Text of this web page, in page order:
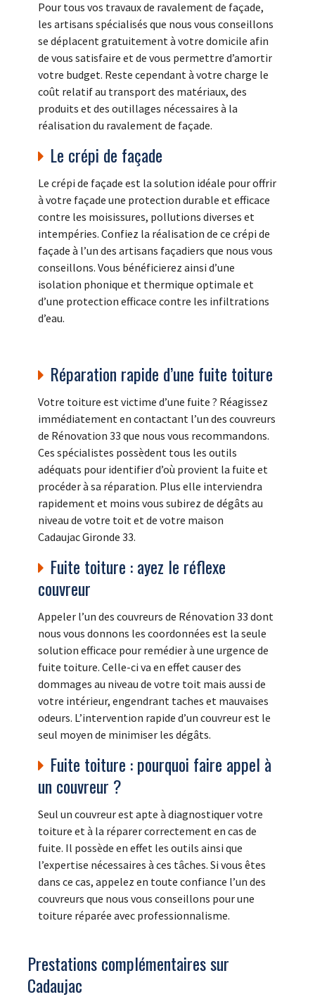
Pour tous vos travaux de ravalement de façade,
les artisans spécialisés que nous vous conseillons
se déplacent gratuitement à votre domicile afin
de vous satisfaire et de vous permettre d’amortir
votre budget. Reste cependant à votre charge le
coût relatif au transport des matériaux, des
produits et des outillages nécessaires à la
réalisation du ravalement de façade.
Le crépi de façade
Le crépi de façade est la solution idéale pour offrir
à votre façade une protection durable et efficace
contre les moisissures, pollutions diverses et
intempéries. Confiez la réalisation de ce crépi de
façade à l’un des artisans façadiers que nous vous
conseillons. Vous bénéficierez ainsi d’une
isolation phonique et thermique optimale et
d’une protection efficace contre les infiltrations
d’eau.
Réparation rapide d’une fuite toiture
Votre toiture est victime d’une fuite ? Réagissez
immédiatement en contactant l’un des couvreurs
de Rénovation 33 que nous vous recommandons.
Ces spécialistes possèdent tous les outils
adéquats pour identifier d’où provient la fuite et
procéder à sa réparation. Plus elle interviendra
rapidement et moins vous subirez de dégâts au
niveau de votre toit et de votre maison
Cadaujac Gironde 33.
Fuite toiture : ayez le réflexe
couvreur
Appeler l’un des couvreurs de Rénovation 33 dont
nous vous donnons les coordonnées est la seule
solution efficace pour remédier à une urgence de
fuite toiture. Celle-ci va en effet causer des
dommages au niveau de votre toit mais aussi de
votre intérieur, engendrant taches et mauvaises
odeurs. L’intervention rapide d’un couvreur est le
seul moyen de minimiser les dégâts.
Fuite toiture : pourquoi faire appel à
un couvreur ?
Seul un couvreur est apte à diagnostiquer votre
toiture et à la réparer correctement en cas de
fuite. Il possède en effet les outils ainsi que
l’expertise nécessaires à ces tâches. Si vous êtes
dans ce cas, appelez en toute confiance l’un des
couvreurs que nous vous conseillons pour une
toiture réparée avec professionnalisme.
Prestations complémentaires sur
Cadaujac